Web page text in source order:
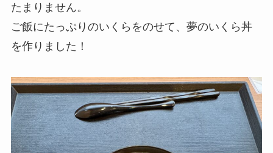
たまりません。
ご飯にたっぷりのいくらをのせて、夢のいくら丼
を作りました！